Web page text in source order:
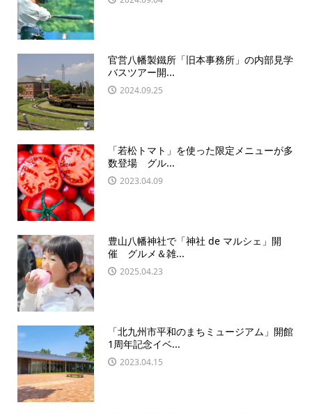
官営八幡製鐵所「旧本事務所」の内部見学
バスツアー開...
2024.09.25
「若松トマト」を使った限定メニューが多
数登場 グル...
2023.04.09
豊山八幡神社で「神社 de マルシェ」開
催 グルメ＆雑...
2025.04.23
「北九州市平和のまちミュージアム」開館
1周年記念イベ...
2023.04.15